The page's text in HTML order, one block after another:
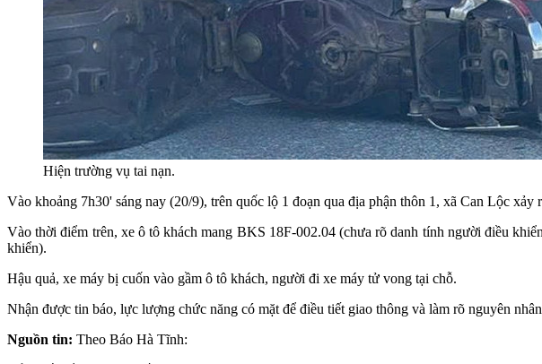
Hiện trường vụ tai nạn.
Vào khoảng 7h30' sáng nay (20/9), trên quốc lộ 1 đoạn qua địa phận thôn 1, xã Can Lộc
Vào thời điểm trên, xe ô tô khách mang BKS 18F-002.04 (chưa rõ danh tính người điều
khiển).
Hậu quả, xe máy bị cuốn vào gầm ô tô khách, người đi xe máy tử vong tại chỗ.
Nhận được tin báo, lực lượng chức năng có mặt để điều tiết giao thông và làm rõ nguyên
Nguồn tin: Theo Báo Hà Tĩnh: